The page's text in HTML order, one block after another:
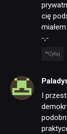
cię
-,-
Cytuj
I